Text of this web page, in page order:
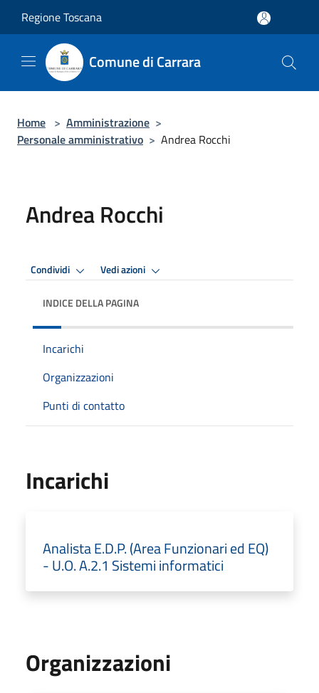
Regione Toscana
Comune di Carrara
Home > Amministrazione >
Personale amministrativo > Andrea Rocchi
Andrea Rocchi
Condividi Vedi azioni
INDICE DELLA PAGINA
Incarichi
Organizzazioni
Punti di contatto
Incarichi
Analista E.D.P. (Area Funzionari ed EQ)
- U.O. A.2.1 Sistemi informatici
Organizzazioni